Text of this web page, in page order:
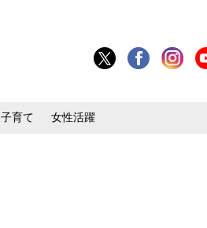
子育て 女性活躍